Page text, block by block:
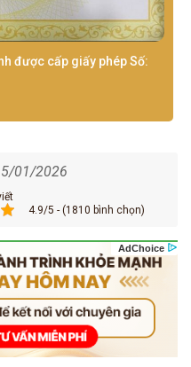
được cấp giấy phép Số:
01/2026
4.9/5 - (1810 bình chọn)